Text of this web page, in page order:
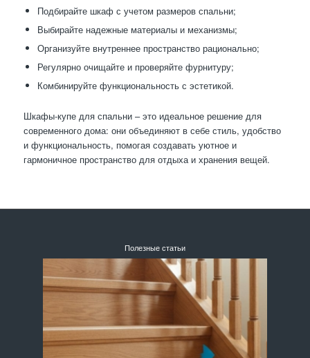
Подбирайте шкаф с учетом размеров спальни;
Выбирайте надежные материалы и механизмы;
Организуйте внутреннее пространство рационально;
Регулярно очищайте и проверяйте фурнитуру;
Комбинируйте функциональность с эстетикой.
Шкафы-купе для спальни – это идеальное решение для
современного дома: они объединяют в себе стиль, удобство
и функциональность, помогая создавать уютное и
гармоничное пространство для отдыха и хранения вещей.
Полезные статьи